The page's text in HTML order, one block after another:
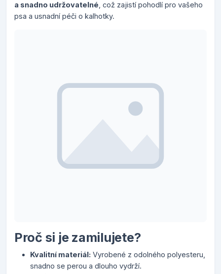
a snadno udržovatelné , což zajistí pohodlí pro vašeho
psa a usnadní péči o kalhotky.
Proč si je zamilujete?
Kvalitní materiál: Vyrobené z odolného polyesteru,
snadno se perou a dlouho vydrží.